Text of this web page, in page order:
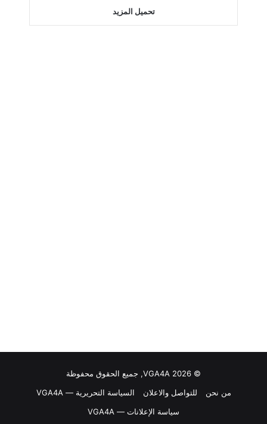
تحميل المزيد
© VGA4A 2026, جميع الحقوق محفوظة
من نحن
للتواصل والاعلان
السياسة التحريرية — VGA4A
سياسة الإعلانات — VGA4A